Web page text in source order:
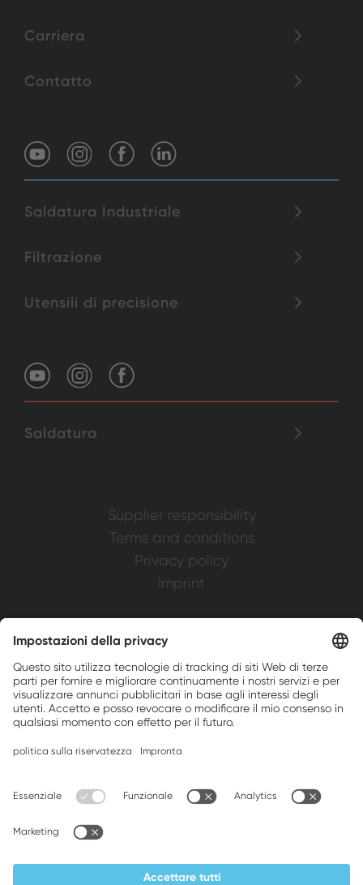
Carriera
Contatto
Saldatura Industriale
Filtrazione
Utensili di precisione
Saldatura
Supplier responsibility
Terms and conditions
Privacy policy
Imprint
Brands, Inc.
Companion brands: